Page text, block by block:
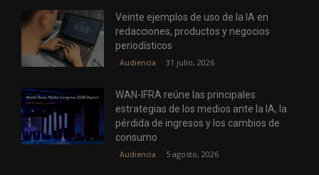
Veinte ejemplos de uso de la IA en
redacciones, productos y negocios
periodísticos
Audiencia 31 julio, 2026
WAN-IFRA reúne las principales
estrategias de los medios ante la IA, la
pérdida de ingresos y los cambios de
consumo
Audiencia 5 agosto, 2026